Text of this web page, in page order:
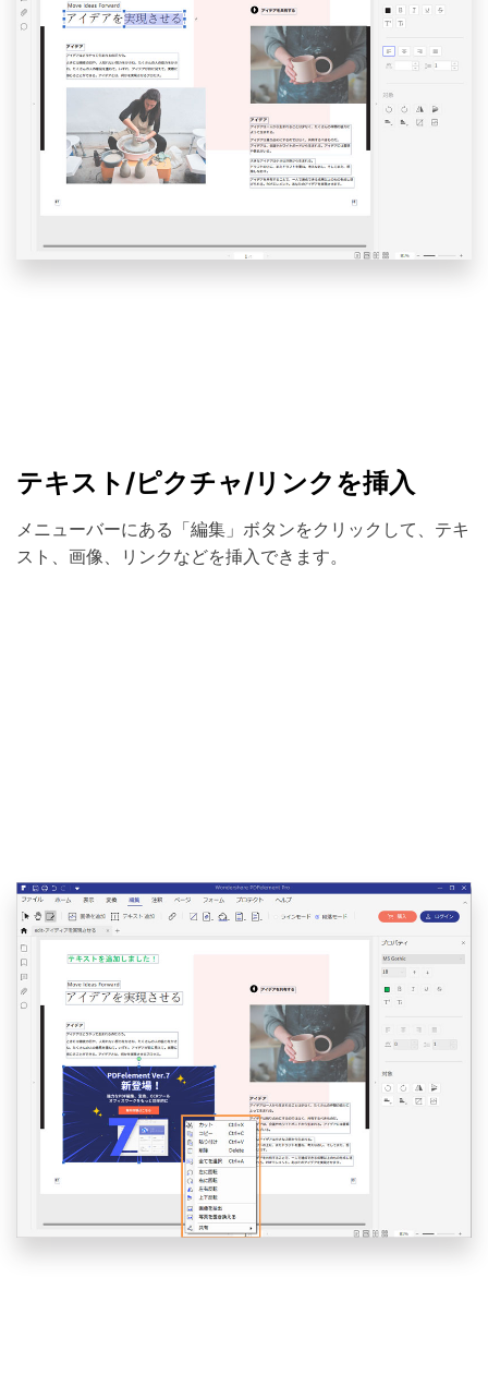
テキスト/ピクチャ/リンクを挿入
メニューバーにある「編集」ボタンをクリックして、テキ
スト、画像、リンクなどを挿入できます。